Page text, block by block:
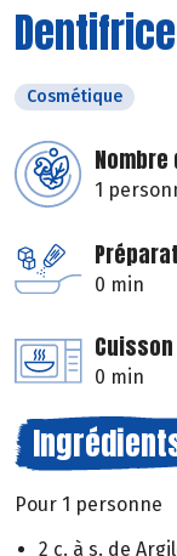
Dentifrice
Cosmétique
1
0 min
Cuisson
0 min
Pour 1 personne
2 c. à s. de